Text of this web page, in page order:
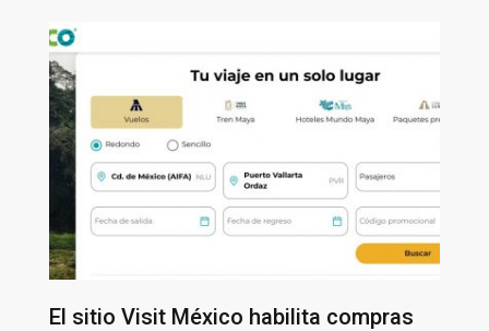
El sitio Visit México habilita compras